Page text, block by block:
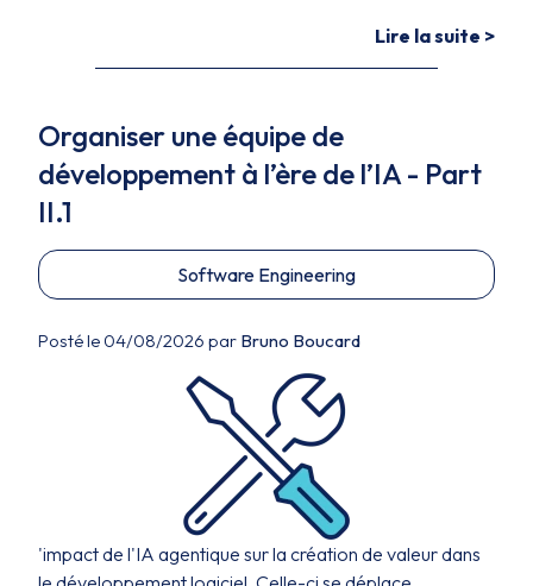
Lire la suite >
Organiser une équipe de
développement à l’ère de l’IA - Part
II.1
Software Engineering
Posté le 04/08/2026 par Bruno Boucard
'impact de l'IA agentique sur la création de valeur dans